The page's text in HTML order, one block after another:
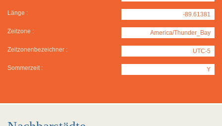
Länge : -89.61381
Zeitzone : America/Thunder_Bay
Zeitzonenbezeichner : UTC-5
Sommerzeit : Y